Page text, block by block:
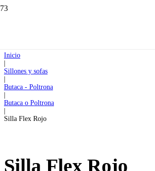
Inicio
Sillones y sofas
Butaca - Poltrona
Butaca o Poltrona
Silla Flex Rojo
Silla Flex Rojo